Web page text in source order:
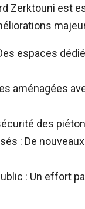
Zerktouni est
espaces
aménagées
des
: De
: Un effort